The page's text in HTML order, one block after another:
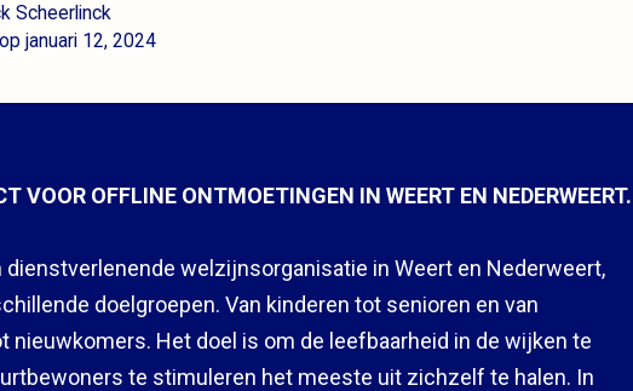
Scheerlinck
januari 12, 2024
VOOR OFFLINE ONTMOETINGEN IN WEERT EN NEDERWEERT.
dienstverlenende welzijnsorganisatie in Weert en Nederweert,
doelgroepen. Van kinderen tot senioren en van
nieuwkomers. Het doel is om de leefbaarheid in de wijken te
te stimuleren het meeste uit zichzelf te halen. In